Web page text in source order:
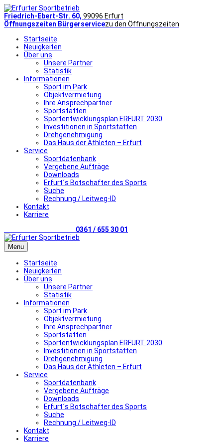
Friedrich-Ebert-Str. 60, 99096 Erfurt
Öffnungszeiten Bürgerservicezu den Öffnungszeiten
Startseite
Neuigkeiten
Über uns
Unsere Partner
Statistik
Informationen
Sport im Park
Objektvermietung
Ihre Ansprechpartner
Sportstätten
Sportentwicklungsplan ERFURT 2030
Investitionen in Sportstätten
Drehgenehmigung
Das Haus der Athleten – Erfurt
Service
Sportdatenbank
Vergebene Aufträge
Downloads
Erfurt´s Botschafter des Sports
Suche
Rechnung / Leitweg-ID
Kontakt
Karriere
0361 / 655 30 01
Menu
Startseite
Neuigkeiten
Über uns
Unsere Partner
Statistik
Informationen
Sport im Park
Objektvermietung
Ihre Ansprechpartner
Sportstätten
Sportentwicklungsplan ERFURT 2030
Investitionen in Sportstätten
Drehgenehmigung
Das Haus der Athleten – Erfurt
Service
Sportdatenbank
Vergebene Aufträge
Downloads
Erfurt´s Botschafter des Sports
Suche
Rechnung / Leitweg-ID
Kontakt
Karriere